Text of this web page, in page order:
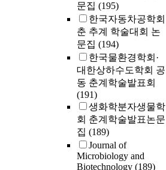
문집 (195)
한국자동차공학회
춘 추계 학술대회 논
문집 (194)
한국물환경학회·
대한상하수도학회 공
동 춘계학술발표회
(191)
생화학분자생물학
회 춘계학술발표논문
집 (189)
Journal of
Microbiology and
Biotechnology (189)